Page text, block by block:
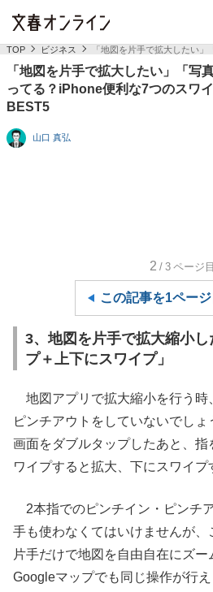
TOP ビジネス 「地図を片手で拡大したい
「地図を片手で拡大したい」「
ってる？iPhone便利な7つのスワ
BEST5
山口 真弘
2 /3 ページ目
この記事を1ペー
3、地図を片手で拡大縮小
プ＋上下にスワイプ」
地図アプリで拡大縮小を行う時
ピンチアウトをしていないでしょ
画面をダブルタップしたあと、指
ワイプすると拡大、下にスワイプ
2本指でのピンチイン・ピンチ
手も使わなくてはいけませんが、
片手だけで地図を自由自在にズ
Googleマップでも同じ操作が行